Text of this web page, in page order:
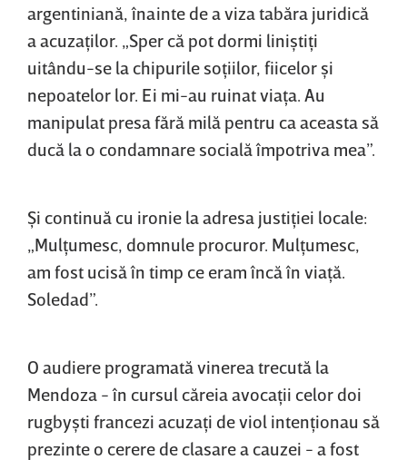
argentiniană, înainte de a viza tabăra juridică
a acuzaţilor. „Sper că pot dormi liniştiţi
uitându-se la chipurile soţiilor, fiicelor şi
nepoatelor lor. Ei mi-au ruinat viaţa. Au
manipulat presa fără milă pentru ca aceasta să
ducă la o condamnare socială împotriva mea”.
Şi continuă cu ironie la adresa justiţiei locale:
„Mulţumesc, domnule procuror. Mulţumesc,
am fost ucisă în timp ce eram încă în viaţă.
Soledad”.
O audiere programată vinerea trecută la
Mendoza - în cursul căreia avocaţii celor doi
rugbyşti francezi acuzaţi de viol intenţionau să
prezinte o cerere de clasare a cauzei - a fost